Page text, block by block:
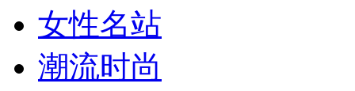
女性名站
潮流时尚